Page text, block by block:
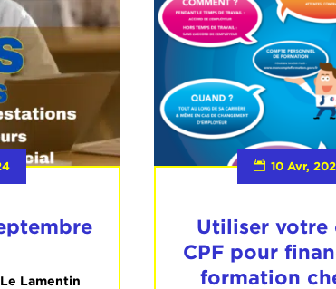
Lamentin
10 Avr,
Utiliser votre
CPF pour
formation